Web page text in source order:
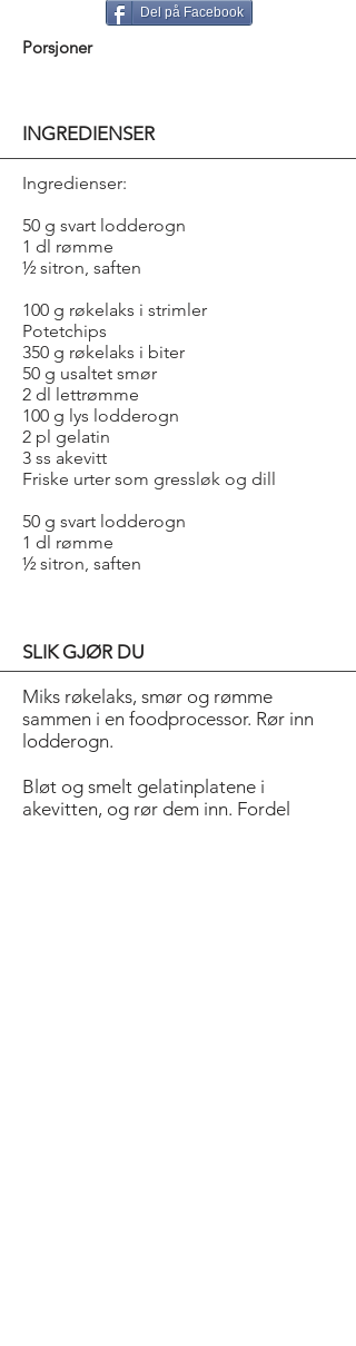
Del på Facebook
Porsjoner
INGREDIENSER
Ingredienser:
50 g svart lodderogn
1 dl rømme
½ sitron, saften
100 g røkelaks i strimler
Potetchips
350 g røkelaks i biter
50 g usaltet smør
2 dl lettrømme
100 g lys lodderogn
2 pl gelatin
3 ss akevitt
Friske urter som gressløk og dill
50 g svart lodderogn
1 dl rømme
½ sitron, saften
SLIK GJØR DU
Miks røkelaks, smør og rømme
sammen i en foodprocessor. Rør inn
lodderogn.
Bløt og smelt gelatinplatene i
akevitten, og rør dem inn. Fordel